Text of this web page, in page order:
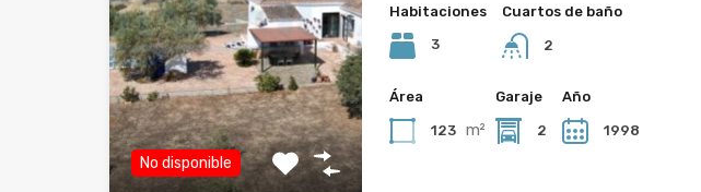
No disponible
Habitaciones
3
Cuartos de baño
2
Área
123 m²
Garaje
2
Año
1998